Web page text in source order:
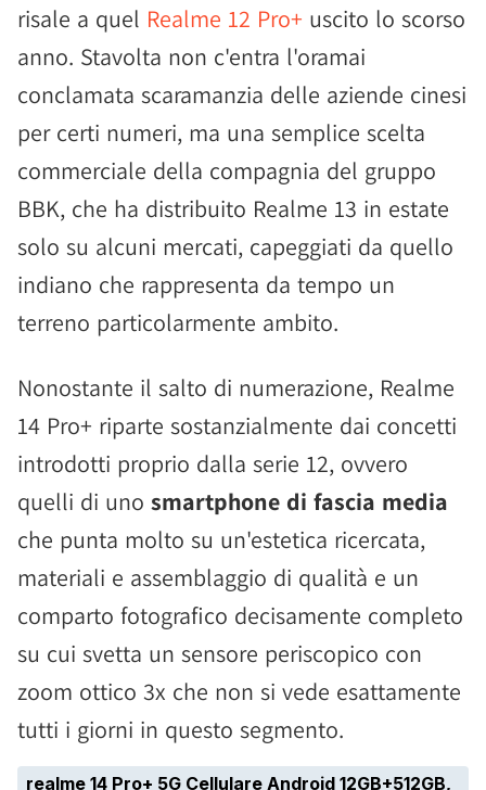
risale a quel Realme 12 Pro+ uscito lo scorso
anno. Stavolta non c'entra l'oramai
conclamata scaramanzia delle aziende cinesi
per certi numeri, ma una semplice scelta
commerciale della compagnia del gruppo
BBK, che ha distribuito Realme 13 in estate
solo su alcuni mercati, capeggiati da quello
indiano che rappresenta da tempo un
terreno particolarmente ambito.
Nonostante il salto di numerazione, Realme
14 Pro+ riparte sostanzialmente dai concetti
introdotti proprio dalla serie 12, ovvero
quelli di uno smartphone di fascia media
che punta molto su un'estetica ricercata,
materiali e assemblaggio di qualità e un
comparto fotografico decisamente completo
su cui svetta un sensore periscopico con
zoom ottico 3x che non si vede esattamente
tutti i giorni in questo segmento.